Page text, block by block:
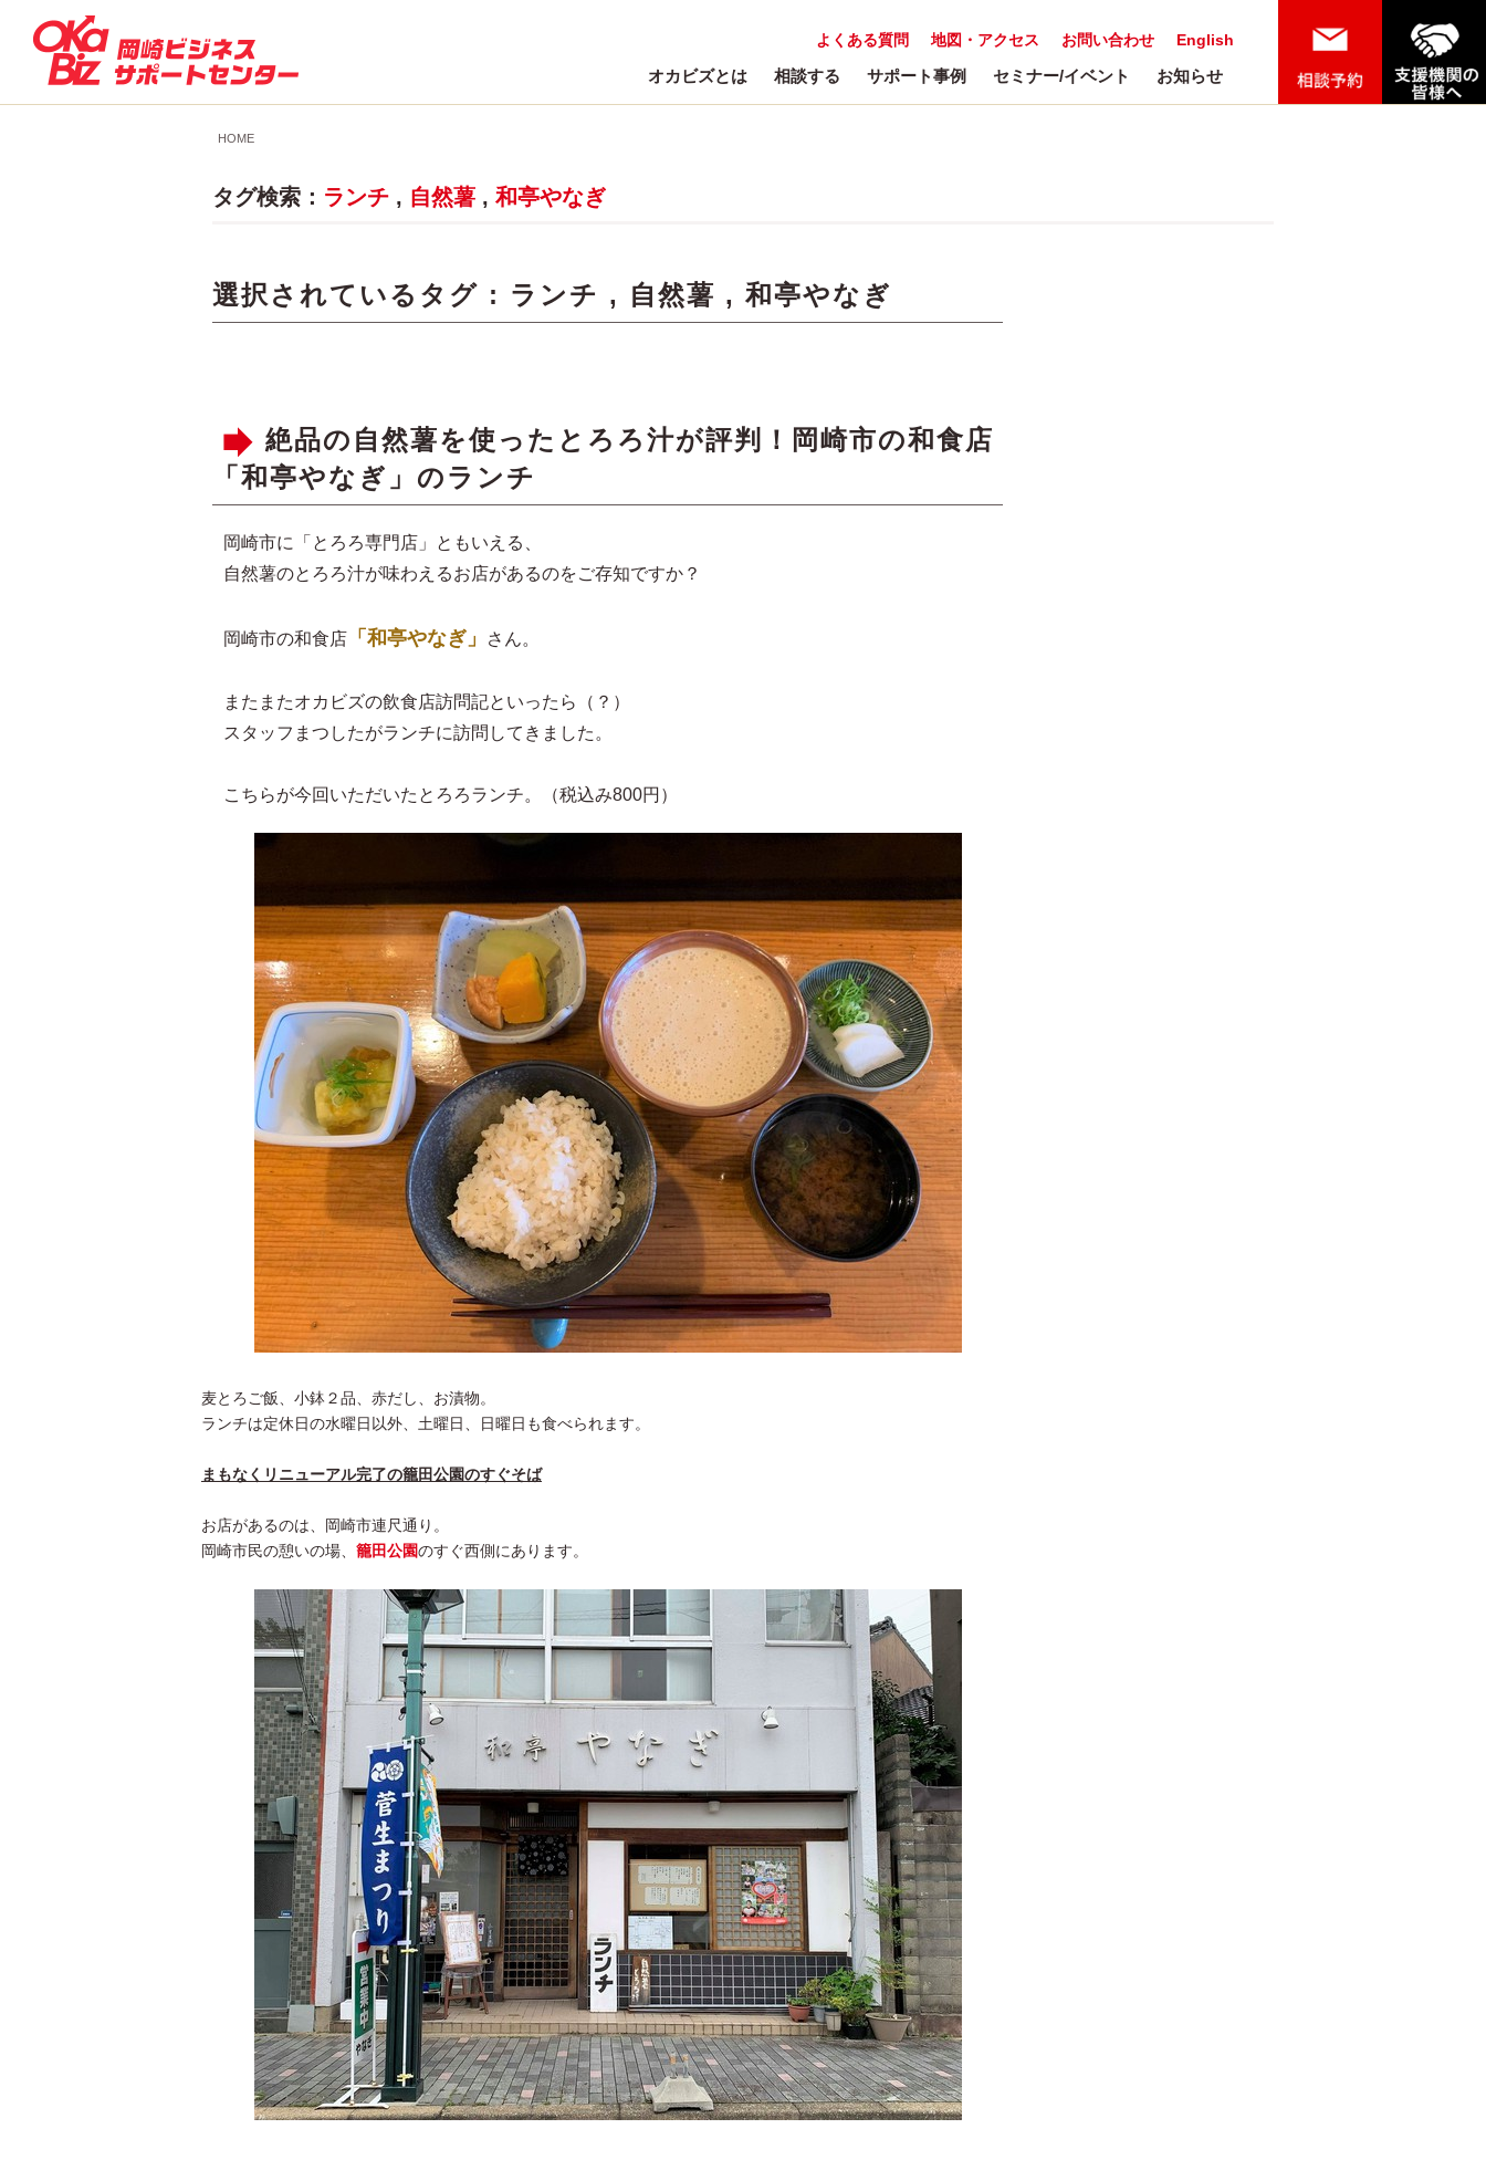
English
お問い合わせ
地図・アクセス
よくある質問
オカビズとは 相談する サポート事例 セミナー/イベント お知らせ
HOME
タグ検索： ランチ , 自然薯 , 和亭やなぎ
選択されているタグ : ランチ , 自然薯 , 和亭やなぎ
絶品の自然薯を使ったとろろ汁が評判！岡崎市の和食店
「和亭やなぎ」のランチ
岡崎市に「とろろ専門店」ともいえる、
自然薯のとろろ汁が味わえるお店があるのをご存知ですか？
岡崎市の和食店 「和亭やなぎ」 さん。
またまたオカビズの飲食店訪問記といったら（？）
スタッフまつしたがランチに訪問してきました。
こちらが今回いただいたとろろランチ。（税込み800円）
麦とろご飯、小鉢２品、赤だし、お漬物。
ランチは定休日の水曜日以外、土曜日、日曜日も食べられます。
まもなくリニューアル完了の籠田公園のすぐそば
お店があるのは、岡崎市連尺通り。
岡崎市民の憩いの場、 籠田公園のすぐ西側にあります。